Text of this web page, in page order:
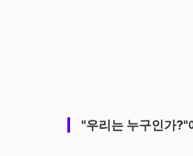
"우리는 누구인가?"